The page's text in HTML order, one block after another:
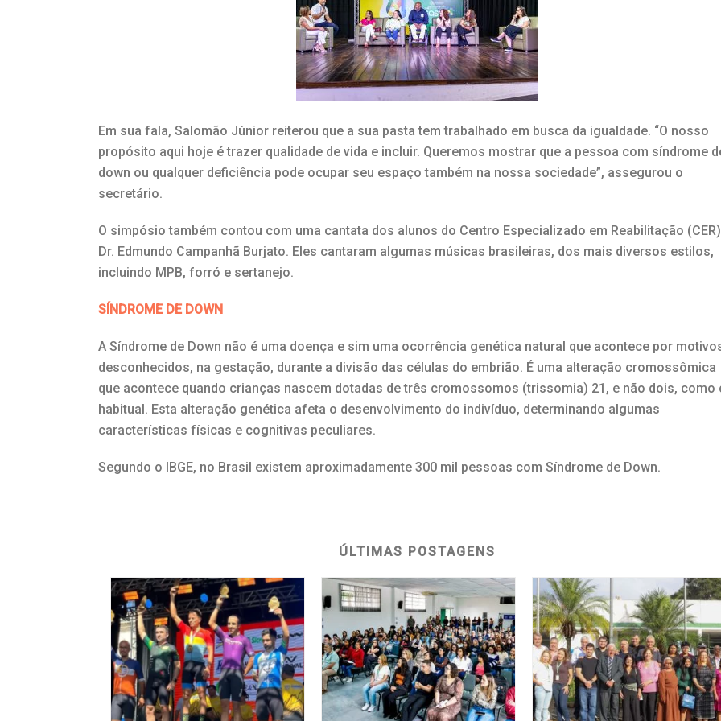
Em sua fala, Salomão Júnior reiterou que a sua pasta tem trabalhado em busca da igualdade. “O nosso
propósito aqui hoje é trazer qualidade de vida e incluir. Queremos mostrar que a pessoa com síndrome
down ou qualquer deficiência pode ocupar seu espaço também na nossa sociedade”, assegurou o
secretário.
O simpósio também contou com uma cantata dos alunos do Centro Especializado em Reabilitação (CER)
Dr. Edmundo Campanhã Burjato. Eles cantaram algumas músicas brasileiras, dos mais diversos estilos,
incluindo MPB, forró e sertanejo.
SÍNDROME DE DOWN
A Síndrome de Down não é uma doença e sim uma ocorrência genética natural que acontece por
desconhecidos, na gestação, durante a divisão das células do embrião. É uma alteração cromossômica
que acontece quando crianças nascem dotadas de três cromossomos (trissomia) 21, e não dois, como
habitual. Esta alteração genética afeta o desenvolvimento do indivíduo, determinando algumas
características físicas e cognitivas peculiares.
Segundo o IBGE, no Brasil existem aproximadamente 300 mil pessoas com Síndrome de Down.
ÚLTIMAS POSTAGENS